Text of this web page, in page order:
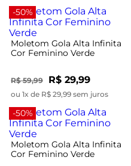
-50%
Moletom Gola Alta Infinita
Cor Feminino Verde
R$ 59,99 R$ 29,99
ou 1x de R$ 29,99 sem juros
-50%
Moletom Gola Alta Infinita
Cor Feminino Verde